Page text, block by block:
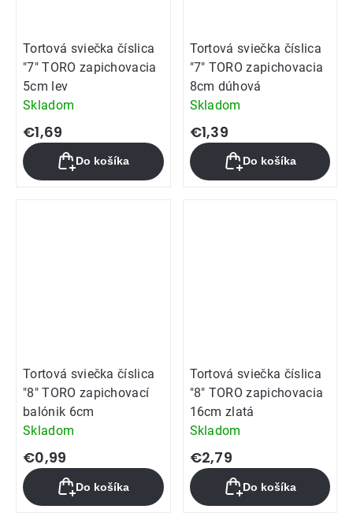
Tortová sviečka číslica
"7" TORO zapichovacia
5cm lev
Skladom
€1,69
Do košíka
Tortová sviečka číslica
"7" TORO zapichovacia
8cm dúhová
Skladom
€1,39
Do košíka
Tortová sviečka číslica
"8" TORO zapichovací
balónik 6cm
Skladom
€0,99
Do košíka
Tortová sviečka číslica
"8" TORO zapichovacia
16cm zlatá
Skladom
€2,79
Do košíka